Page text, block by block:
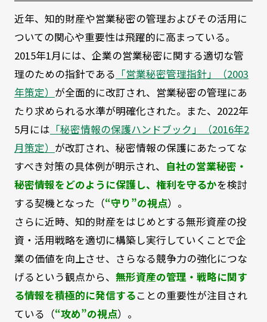
近年、知的財産や営業秘密の管理およびその活用に
ついての関心や重要性は飛躍的に高まっている。
2015年1月には、企業の営業秘密に関する適切な管
理のための指針である 「営業秘密管理指針」（2003
年策定） が全面的に改訂され、営業秘密の管理にあ
たり求められる水準が明確化された。また、2022年
5月には 「秘密情報の保護ハンドブック」（2016年2
月策定） が改訂され、秘密情報の保護にあたってな
すべき対策の具体例が明示され、 自社の営業秘密・
秘密情報をどのように保護し、権利を守るかを検討
する契機となった（“守り”の視点）。
さらに近時、知的財産をはじめとする無形資産の投
資・活用戦略を適切に構築し実行していくことで企
業の価値を向上させ、さらなる競争力の強化につな
げるという観点から、 無形資産の管理・戦略に関す
る情報を積極的に発信することの重要性が注目され
ている（“攻め”の視点）。